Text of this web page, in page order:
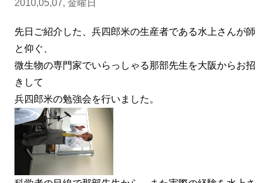
2010,05,07, 金曜日
先日ご紹介した、兵四郎米の生産者である水上さんが師
と仰ぐ、
微生物の専門家でいらっしゃる那部先生を大阪からお招
きして
兵四郎米の勉強会を行いました。